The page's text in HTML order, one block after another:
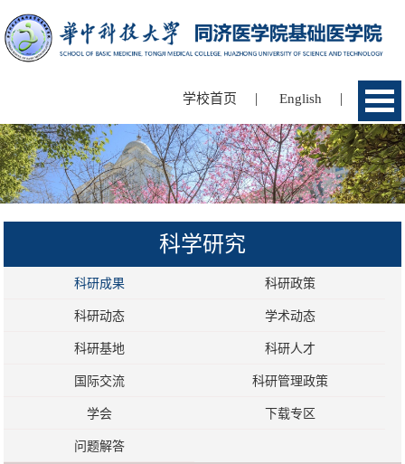
学校首页 | English |
科学研究
科研成果 科研政策
科研动态 学术动态
科研基地 科研人才
国际交流 科研管理政策
学会 下载专区
问题解答